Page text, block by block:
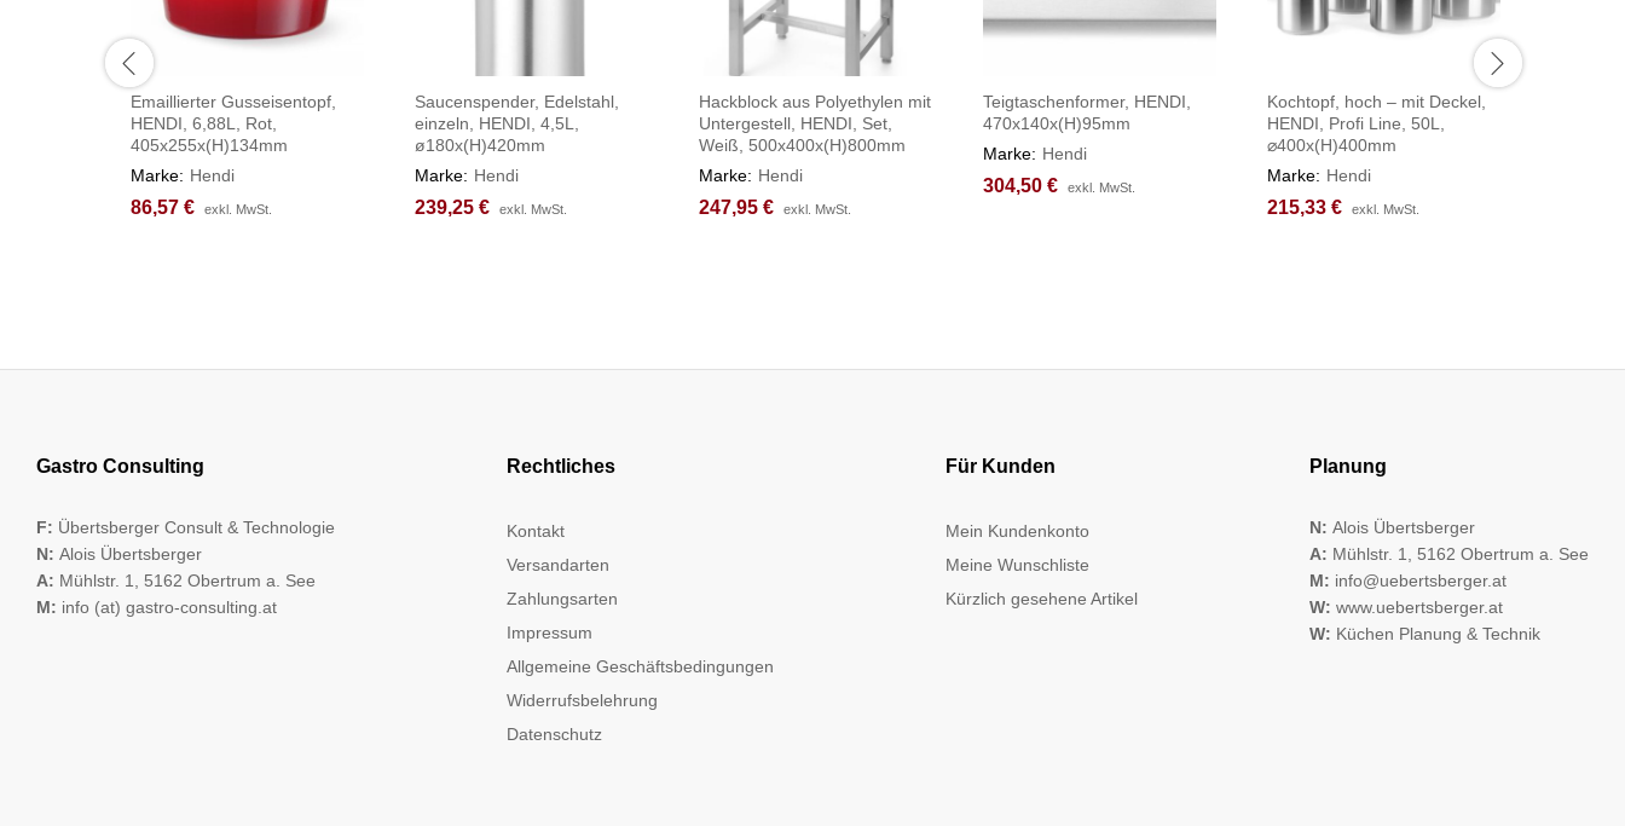
Emaillierter Gusseisentopf,
HENDI, 6,88L, Rot,
405x255x(H)134mm
Marke: Hendi
86,57 € exkl. MwSt.
86,57 € exkl. MwSt.
Saucenspender, Edelstahl,
einzeln, HENDI, 4,5L,
ø180x(H)420mm
Marke: Hendi
239,25 € exkl. MwSt.
239,25 € exkl. MwSt.
Hackblock aus Polyethylen mit
Untergestell, HENDI, Set,
Weiß, 500x400x(H)800mm
Marke: Hendi
247,95 € exkl. MwSt.
247,95 € exkl. MwSt.
Teigtaschenformer, HENDI,
470x140x(H)95mm
Marke: Hendi
304,50 € exkl. MwSt.
304,50 € exkl. MwSt.
Kochtopf, hoch – mit Deckel,
HENDI, Profi Line, 50L,
⌀400x(H)400mm
Marke: Hendi
215,33 € exkl. MwSt.
215,33 € exkl. MwSt.
Gastro Consulting
F: Übertsberger Consult & Technologie
N: Alois Übertsberger
A: Mühlstr. 1, 5162 Obertrum a. See
M: info (at) gastro-consulting.at
Rechtliches
Kontakt
Versandarten
Zahlungsarten
Impressum
Allgemeine Geschäftsbedingungen
Widerrufsbelehrung
Datenschutz
Für Kunden
Mein Kundenkonto
Meine Wunschliste
Kürzlich gesehene Artikel
Planung
N: Alois Übertsberger
A: Mühlstr. 1, 5162 Obertrum a. See
M: info@uebertsberger.at
W: www.uebertsberger.at
W: Küchen Planung & Technik